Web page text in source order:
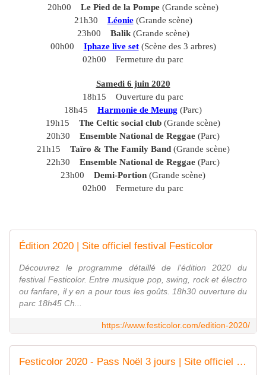
20h00 Le Pied de la Pompe (Grande scène)
21h30 Léonie(Grande scène)
23h00 Balik(Grande scène)
00h00 Iphaze live set (Scène des 3 arbres)
02h00 Fermeture du parc
Samedi 6 juin 2020
18h15 Ouverture du parc
18h45 Harmonie de Meung (Parc)
19h15 The Celtic social club (Grande scène)
20h30
Ensemble National de Reggae (Parc)
21h15
Taïro & The Family Band(Grande scène)
22h30
Ensemble National de Reggae (Parc)
23h00 Demi-Portion (Grande scène)
02h00 Fermeture du parc
Édition 2020 | Site officiel festival Festicolor
Découvrez le programme détaillé de l'édition 2020 du
festival Festicolor. Entre musique pop, swing, rock et électro
ou fanfare, il y en a pour tous les goûts. 18h30 ouverture du
parc 18h45 Ch...
https://www.festicolor.com/edition-2020/
Festicolor 2020 - Pass Noël 3 jours | Site officiel festival Festicolor